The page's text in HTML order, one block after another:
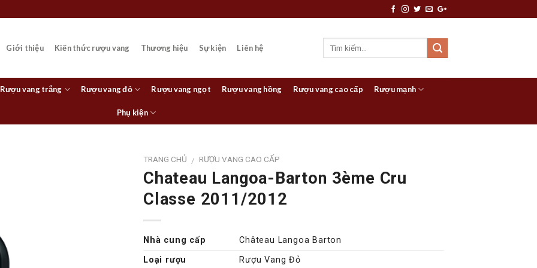
Giới thiệu Kiến thức rượu vang Thương hiệu Sự kiện Liên hệ
Rượu vang trắng Rượu vang đỏ Rượu vang ngọt Rượu vang hồng Rượu vang cao cấp Rượu mạnh
Phụ kiện
TRANG CHỦ / RƯỢU VANG CAO CẤP
Chateau Langoa-Barton 3ème Cru
Classe 2011/2012
Nhà cung cấp
Château Langoa Barton
Loại rượu
Rượu Vang Đỏ